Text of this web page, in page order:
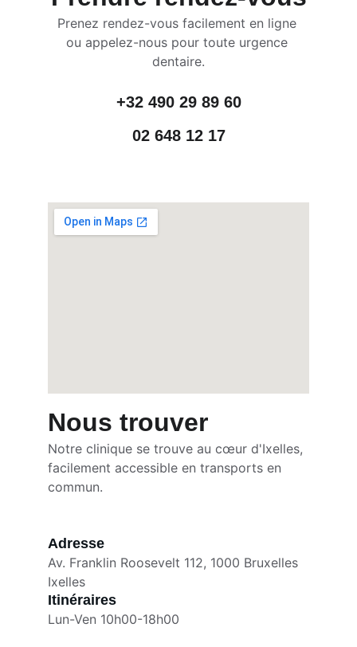
Prenez rendez-vous facilement en ligne
ou appelez-nous pour toute urgence
dentaire.
+32 490 29 89 60
02 648 12 17
Nous trouver
Notre clinique se trouve au cœur d'Ixelles,
facilement accessible en transports en
commun.
Adresse
Av. Franklin Roosevelt 112, 1000 Bruxelles
Ixelles
Itinéraires
Lun-Ven 10h00-18h00